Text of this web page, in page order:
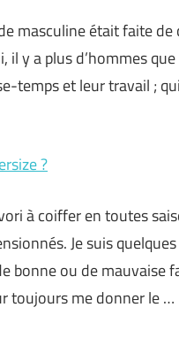
masculine était faite
il y a plus d’hommes
temps et leur travail ;
?
à coiffer en toutes
Je suis
bonne ou de mauvaise
toujours me donner le …